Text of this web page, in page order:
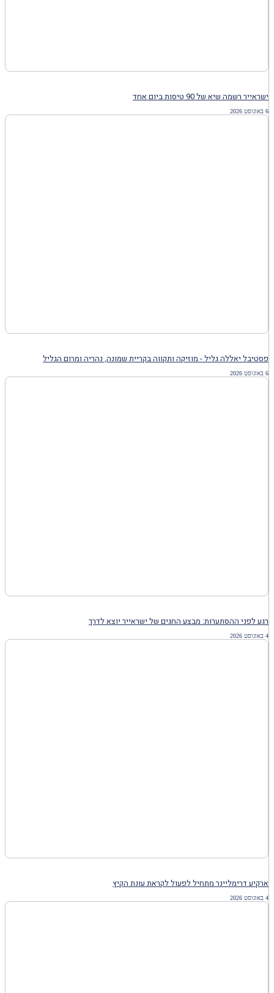
ישראייר רשמה שיא של 90 טיסות ביום אחד
6 באוגוסט 2026
פסטיבל יאללה גליל - מוזיקה ותקווה בקריית שמונה, נהריה ומרום הגליל
6 באוגוסט 2026
רגע לפני ההסתערות: מבצע החגים של ישראייר יוצא לדרך
4 באוגוסט 2026
ארקיע דרימליינר מתחיל לפעול לקראת עונת הקיץ
4 באוגוסט 2026